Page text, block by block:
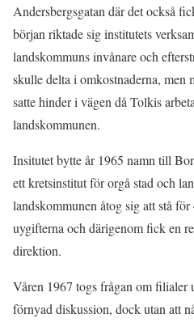
Andersbergsgatan där det också
början riktade sig institutets
landskommuns invånare och
skulle delta i omkostnaderna, men
satte hinder i vägen då Tolkis
landskommunen.
Insitutet bytte år 1965 namn till
ett kretsinstitut för orgå stad och
landskommunen åtog sig att stå
uygifterna och därigenom fick en
direktion.
Våren 1967 togs frågan om filialer
förnyad diskussion, dock utan att